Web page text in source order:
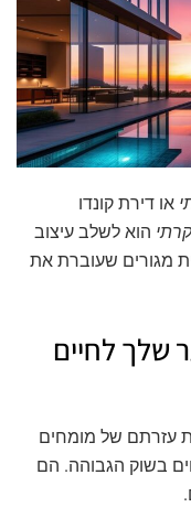
או דירת קונדו
הוא לשלב עיצוב
מגורים שעוברת את
שלך לחיים
עזרתם של מומחים
בשוק הגבוהה. הם